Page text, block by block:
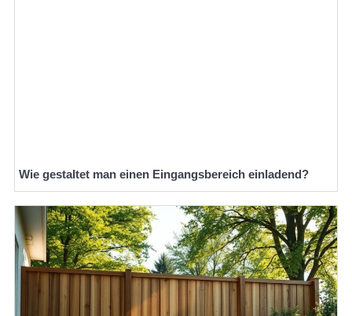
Wie gestaltet man einen Eingangsbereich einladend?